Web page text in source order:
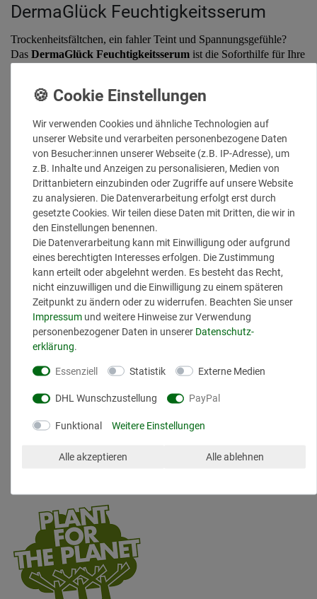
DermaGlück Feuchtigkeitsserum
Trockenheitsfältchen, ein fahler Teint und Spannungsgefühle?
Das DermaGlück Feuchtigkeitsserum ist die Soforthilfe für Ihre
und ihr ein pralles, frisches Aussehen zu verleihen.
Unsere kraftvolle Formel basiert auf hoch- und niedermolekularer
Hyaluronsäure, die wie ein Feuchtigkeitsmagnet wirkt. Sie
polstert die Haut von innen auf, glättet feine Linien und sorgt für
eine verbesserte Elastizität. Angereichert mitMilchsäureund
weiteren wertvollen Inhaltsstoffen wieAllantoinwird die Haut
nicht nur intensiv hydratisiert, sondern auch beruhigt und ihre
natürliche Schutzbarriere gestärkt.
Verabschieden Sie sich von trockener, müder Haut und begrüßen
Sie einen Teint voller Leuchtkraft und Vitalität. Das DermaGlück
Feuchtigkeitsserum ist derunverzichtbare Schritt in Ihrer täglichen
Pflegeroutine, um Ihre Haut gesund und jugendlich strahlend zu
halten.
Hyaluronsäure
Urea
Allantoin
30ml
Wir verwenden Cookies und ähnliche Technologien auf
unserer Website und verarbeiten personenbezogene Daten
von Besucher:innen unserer Webseite (z.B. IP-Adresse), um
z.B. Inhalte und Anzeigen zu personalisieren, Medien von
Drittanbietern einzubinden oder Zugriffe auf unsere Website
zu analysieren. Die Datenverarbeitung erfolgt erst durch
gesetzte Cookies. Wir teilen diese Daten mit Dritten, die wir in
den Einstellungen benennen.
Die Datenverarbeitung kann mit Einwilligung oder aufgrund
eines berechtigten Interesses erfolgen. Die Zustimmung
kann erteilt oder abgelehnt werden. Es besteht das Recht,
nicht einzuwilligen und die Einwilligung zu einem späteren
Zeitpunkt zu ändern oder zu widerrufen. Beachten Sie unser
Impressum und weitere Hinweise zur Verwendung
personenbezogener Daten in unserer Daten­schutz­
erklärung
Essenziell Statistik Externe Medien
DHL Wunschzustellung PayPal
Funktional Weitere Einstellungen
Alle akzeptieren Alle ablehnen